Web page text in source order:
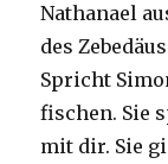
Nathanael
des
Spricht
fischen. Sie
mit dir. Sie